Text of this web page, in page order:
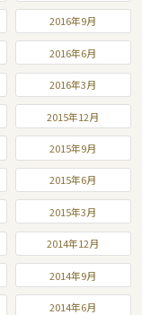
2016年9月
2016年6月
2016年3月
2015年12月
2015年9月
2015年6月
2015年3月
2014年12月
2014年9月
2014年6月